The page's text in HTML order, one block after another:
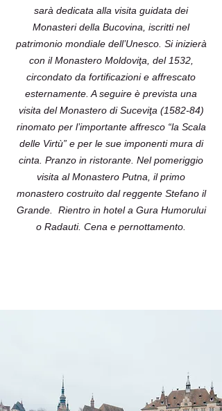
sarà dedicata alla visita guidata dei
Monasteri della Bucovina, iscritti nel
patrimonio mondiale dell’Unesco. Si inizierà
con il Monastero Moldoviţa, del 1532,
circondato da fortificazioni e affrescato
esternamente. A seguire è prevista una
visita del Monastero di Suceviţa (1582-84)
rinomato per l’importante affresco “la Scala
delle Virtù” e per le sue imponenti mura di
cinta. Pranzo in ristorante. Nel pomeriggio
visita al Monastero Putna, il primo
monastero costruito dal reggente Stefano il
Grande. Rientro in hotel a Gura Humorului
o Radauti. Cena e pernottamento.